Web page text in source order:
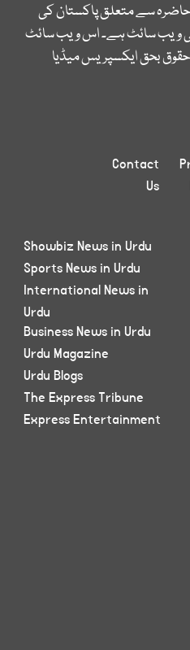
حاضرہ سے متعلق پاکستان کی
ویب سائٹ ہے۔ اس ویب سائٹ
بحق ایکسپریس میڈیا
Contact
Us
Showbiz News in Urdu
Sports News in Urdu
International News in
Urdu
Business News in Urdu
Urdu Magazine
Urdu Blogs
The Express Tribune
Express Entertainment